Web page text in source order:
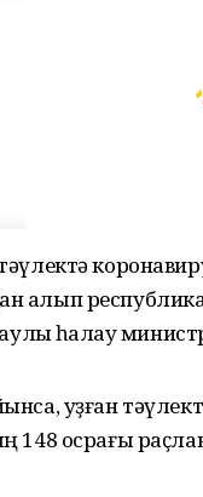
алып
һаҡлау
уҙған
148 осрағы